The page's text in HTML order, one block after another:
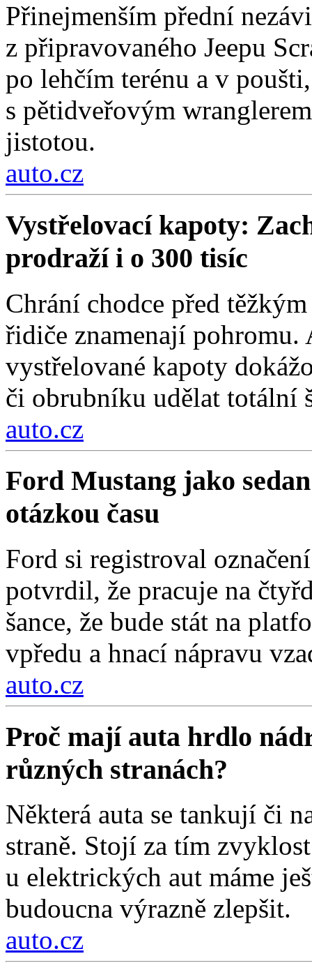
Přinejmenším přední
z připravovaného Jeepu
po lehčím terénu a v
s pětidveřovým
jistotou.
auto.cz
Vystřelovací kapoty:
prodraží i o 300 tisíc
Chrání chodce před
řidiče znamenají
vystřelované kapoty
či obrubníku udělat totální
auto.cz
Ford Mustang jako
otázkou času
Ford si registroval
potvrdil, že pracuje na
šance, že bude stát na
vpředu a hnací nápravu
auto.cz
Proč mají auta hrdlo
různých stranách?
Některá auta se tankují či
straně. Stojí za tím
u elektrických aut máme
budoucna výrazně zlepšit.
auto.cz